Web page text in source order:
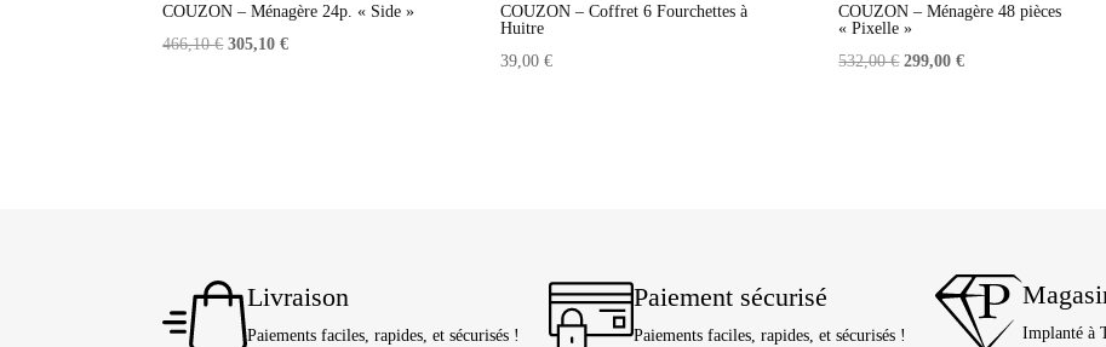
COUZON – Ménagère 24p. « Side »
466,10€ Le
305,10€Le
COUZON – Coffret 6 Fourchettes à
Huitre
39,00€
COUZON – Ménagère 48 pièces
« Pixelle »
532,00€ Le
299,00€Le
Livraison
Paiements faciles, rapides, et sécurisés !
Paiement sécurisé
Paiements faciles, rapides, et sécurisés ! Implanté à